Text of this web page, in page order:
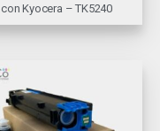
con Kyocera – TK5240